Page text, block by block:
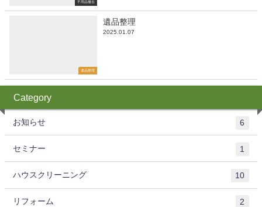
不用品撤去
遺品整理
遺品整理
2025.01.07
Category
お知らせ 6
セミナー 1
ハウスクリーニング 10
リフォーム 2